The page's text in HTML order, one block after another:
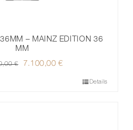
– MAINZ EDITION 36
MM
€
Ursprünglicher
7.100,00€
Details